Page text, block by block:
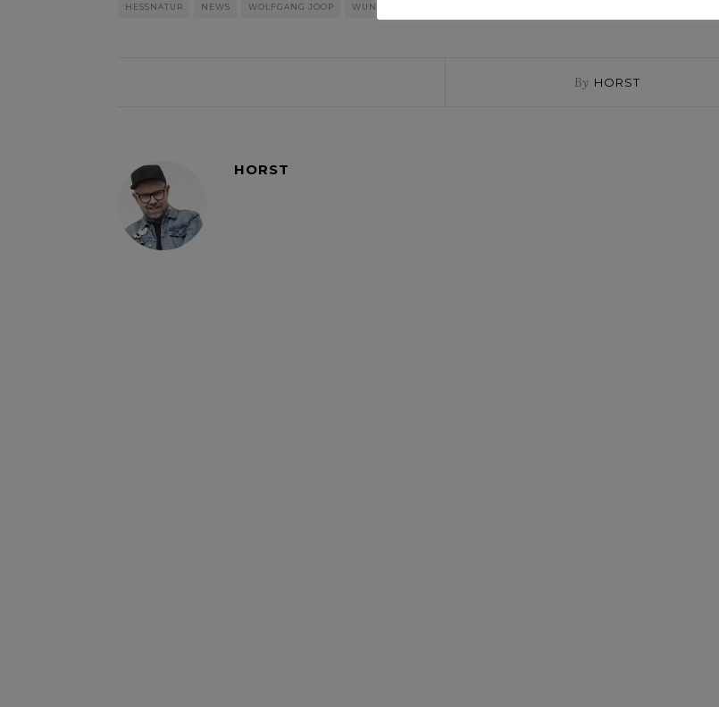
HESSNATUR NEWS WOLFGANG JOOP WUNDERKIND
By HORST
HORST